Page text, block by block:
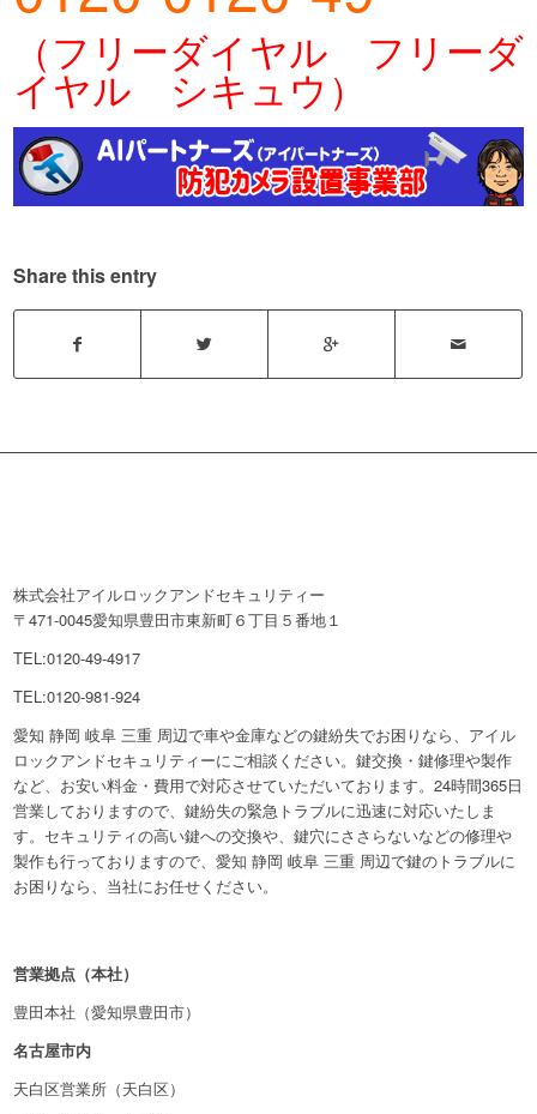
（フリーダイヤル フリーダ
イヤル シキュウ）
Share this entry
株式会社アイルロックアンドセキュリティー
〒471-0045愛知県豊田市東新町６丁目５番地１
TEL:0120-49-4917
TEL:0120-981-924
愛知 静岡 岐阜 三重 周辺で車や金庫などの鍵紛失でお困りなら、アイル
ロックアンドセキュリティーにご相談ください。鍵交換・鍵修理や製作
など、お安い料金・費用で対応させていただいております。24時間365日
営業しておりますので、鍵紛失の緊急トラブルに迅速に対応いたしま
す。セキュリティの高い鍵への交換や、鍵穴にささらないなどの修理や
製作も行っておりますので、愛知 静岡 岐阜 三重 周辺で鍵のトラブルに
お困りなら、当社にお任せください。
営業拠点（本社）
豊田本社（愛知県豊田市）
名古屋市内
天白区営業所（天白区）